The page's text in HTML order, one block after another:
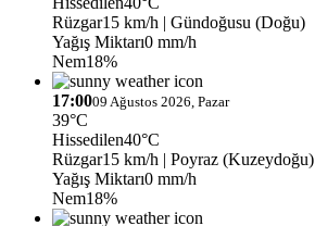
Rüzgar15 km/h | Gündoğusu (Doğu)
Yağış Miktarı0 mm/h
Nem18%
17:0009 Ağustos 2026, Pazar
39°C
Hissedilen40°C
Rüzgar15 km/h | Poyraz (Kuzeydoğu)
Yağış Miktarı0 mm/h
Nem18%